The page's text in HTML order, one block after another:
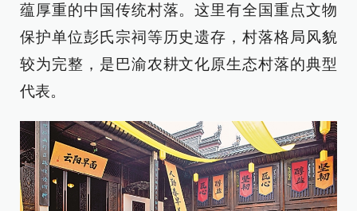
蕴厚重的中国传统村落。这里有全国重点文物
保护单位彭氏宗祠等历史遗存，村落格局风貌
较为完整，是巴渝农耕文化原生态村落的典型
代表。